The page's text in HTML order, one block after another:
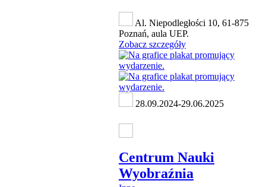
Al. Niepodległości 10, 61-875
Poznań, aula UEP.
Zobacz szczegóły
28.09.2024-29.06.2025
Centrum Nauki
Wyobraźnia